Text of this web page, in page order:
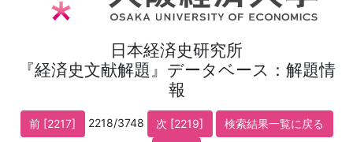
日本経済史研究所
『経済史文献解題』データベース：解題情
報
前 [2217] 2218/3748 次 [2219]
検索結果一覧に戻る